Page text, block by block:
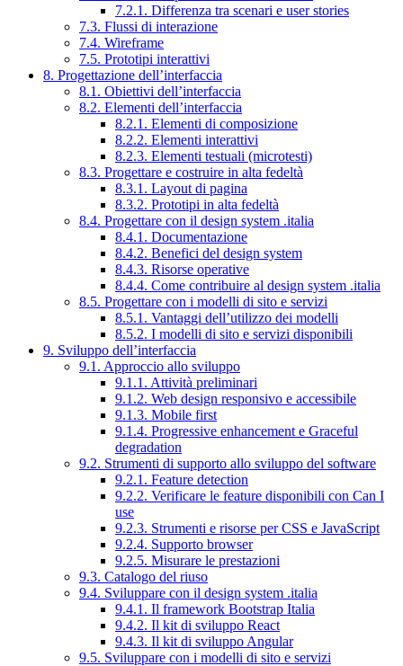
7.2.1. Differenza tra scenari e user stories
7.3. Flussi di interazione
7.4. Wireframe
7.5. Prototipi interattivi
8. Progettazione dell’interfaccia
8.1. Obiettivi dell’interfaccia
8.2. Elementi dell’interfaccia
8.2.1. Elementi di composizione
8.2.2. Elementi interattivi
8.2.3. Elementi testuali (microtesti)
8.3. Progettare e costruire in alta fedeltà
8.3.1. Layout di pagina
8.3.2. Prototipi in alta fedeltà
8.4. Progettare con il design system .italia
8.4.1. Documentazione
8.4.2. Benefici del design system
8.4.3. Risorse operative
8.4.4. Come contribuire al design system .italia
8.5. Progettare con i modelli di sito e servizi
8.5.1. Vantaggi dell’utilizzo dei modelli
8.5.2. I modelli di sito e servizi disponibili
9. Sviluppo dell’interfaccia
9.1. Approccio allo sviluppo
9.1.1. Attività preliminari
9.1.2. Web design responsivo e accessibile
9.1.3. Mobile first
9.1.4. Progressive enhancement e Graceful
degradation
9.2. Strumenti di supporto allo sviluppo del software
9.2.1. Feature detection
9.2.2. Verificare le feature disponibili con Can I
use
9.2.3. Strumenti e risorse per CSS e JavaScript
9.2.4. Supporto browser
9.2.5. Misurare le prestazioni
9.3. Catalogo del riuso
9.4. Sviluppare con il design system .italia
9.4.1. Il framework Bootstrap Italia
9.4.2. Il kit di sviluppo React
9.4.3. Il kit di sviluppo Angular
9.5. Sviluppare con i modelli di sito e servizi